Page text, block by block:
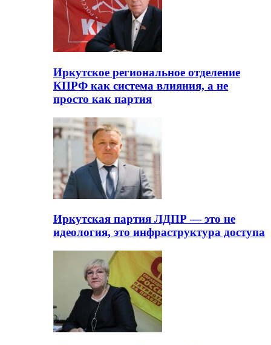
Иркутское региональное отделение
КПРФ как система влияния, а не
просто как партия
Иркутская партия ЛДПР — это не
идеология, это инфраструктура доступа